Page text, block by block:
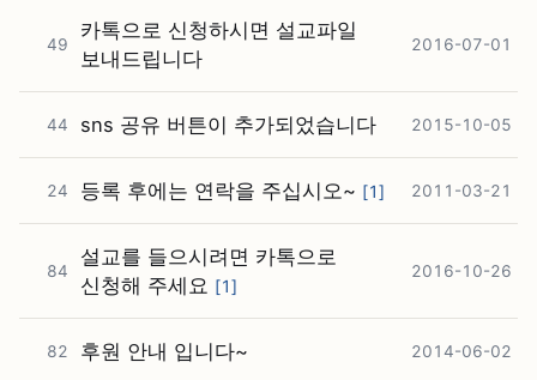
49
카톡으로 신청하시면 설교파일
보내드립니다
2016-07-01
44 sns 공유 버튼이 추가되었습니다 2015-10-05
24 등록 후에는 연락을 주십시오~ [1] 2011-03-21
84
설교를 들으시려면 카톡으로
신청해 주세요 [1]
2016-10-26
82 후원 안내 입니다~ 2014-06-02